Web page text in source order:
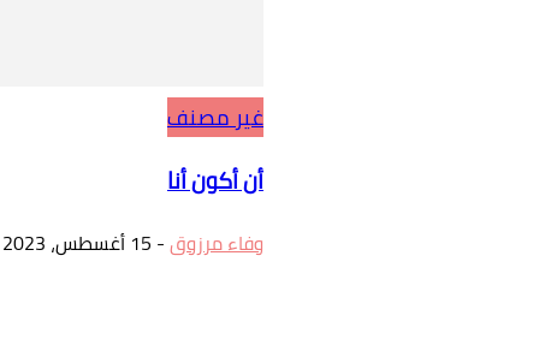
غير مصنف
أن أكون أنا
وفاء مرزوق- 15 أغسطس، 2023